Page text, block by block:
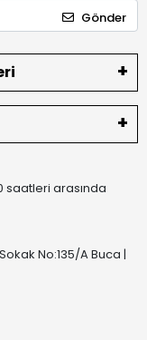
Gönder
saatleri arasında
No:135/A Buca |